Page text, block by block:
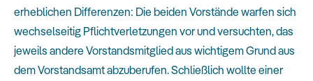
erheblichen Differenzen: Die beiden Vorstände warfen sich
wechselseitig Pflichtverletzungen vor und versuchten, das
jeweils andere Vorstandsmitglied aus wichtigem Grund aus
dem Vorstandsamt abzuberufen. Schließlich wollte einer